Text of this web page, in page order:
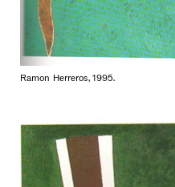
Ramon Herreros, 1995.